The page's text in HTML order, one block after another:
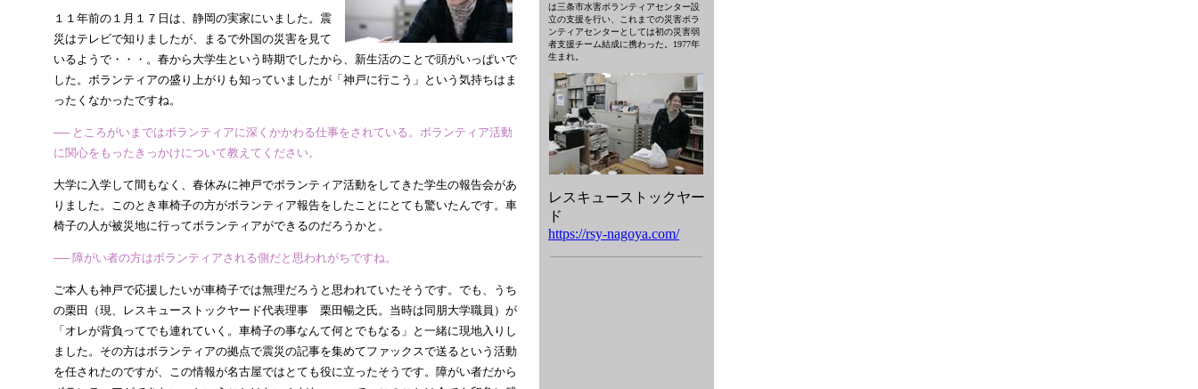
１１年前の１月１７日は、静岡の実家にいました。震
災はテレビで知りましたが、まるで外国の災害を見て
いるようで・・・。春から大学生という時期でしたから、新生活のことで頭がいっぱいで
した。ボランティアの盛り上がりも知っていましたが「神戸に行こう」という気持ちはま
ったくなかったですね。
── ところがいまではボランティアに深くかかわる仕事をされている。ボランティア活動
に関心をもったきっかけについて教えてください。
大学に入学して間もなく、春休みに神戸でボランティア活動をしてきた学生の報告会があ
りました。このとき車椅子の方がボランティア報告をしたことにとても驚いたんです。車
椅子の人が被災地に行ってボランティアができるのだろうかと。
── 障がい者の方はボランティアされる側だと思われがちですね。
ご本人も神戸で応援したいが車椅子では無理だろうと思われていたそうです。でも、うち
の栗田（現、レスキューストックヤード代表理事 栗田暢之氏。当時は同朋大学職員）が
「オレが背負ってでも連れていく。車椅子の事なんて何とでもなる」と一緒に現地入りし
ました。その方はボランティアの拠点で震災の記事を集めてファックスで送るという活動
を任されたのですが、この情報が名古屋ではとても役に立ったそうです。障がい者だから
は三条市水害ボランティアセンター設
立の支援を行い、これまでの災害ボラ
ンティアセンターとしては初の災害弱
者支援チーム結成に携わった。1977年
生まれ。
レスキューストックヤー
ド
https://rsy-nagoya.com/